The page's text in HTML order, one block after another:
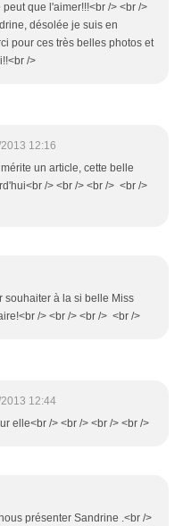
que l'aimer!!!<br /> <br />
désolée je suis en
pour ces très belles photos et
/>
12:16
un article, cette belle
/> <br /> <br /> <br />
souhaiter à la si belle Miss
/> <br /> <br /> <br />
12:44
elle<br /> <br /> <br /> <br />
présenter Sandrine .<br />